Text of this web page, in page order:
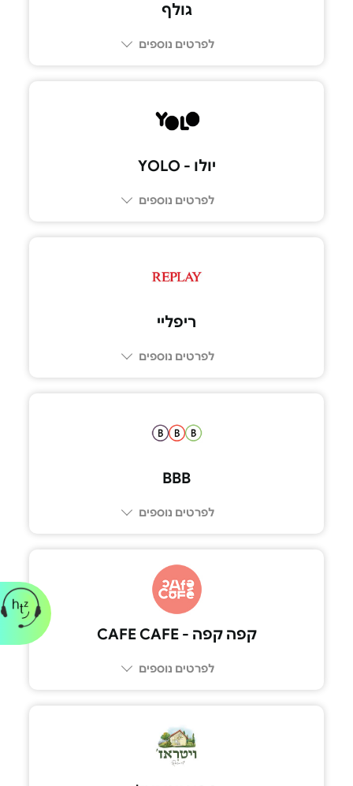
גולף
לפרטים נוספים
יולו - YOLO
לפרטים נוספים
ריפליי
לפרטים נוספים
BBB
לפרטים נוספים
קפה קפה - CAFE CAFE
לפרטים נוספים